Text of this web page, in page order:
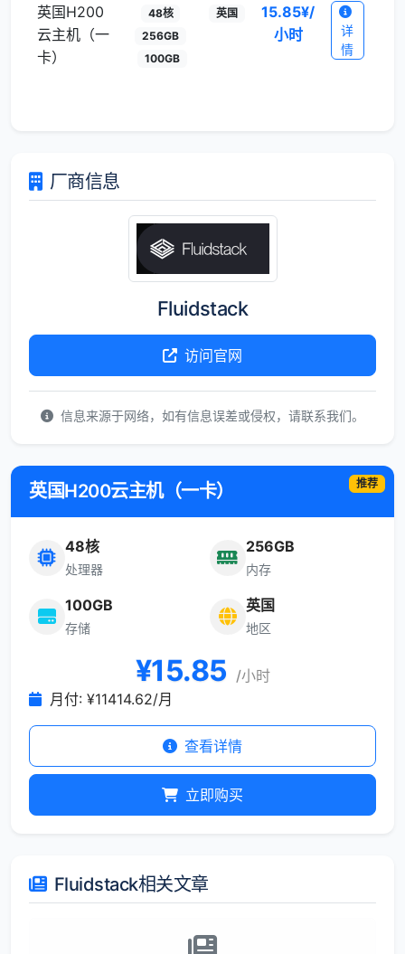
英国H200
云主机（一
卡）
48核
256GB
100GB
英国 15.85¥/
小时
详
情
厂商信息
Fluidstack
访问官网
信息来源于网络，如有信息误差或侵权，请联系我们。
推荐
英国H200云主机（一卡）
48核
处理器
256GB
内存
100GB
存储
英国
地区
¥15.85 /小时
月付: ¥11414.62/月
查看详情
立即购买
Fluidstack相关文章